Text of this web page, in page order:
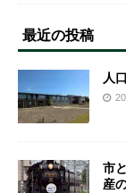
最近の投稿
人
市
産